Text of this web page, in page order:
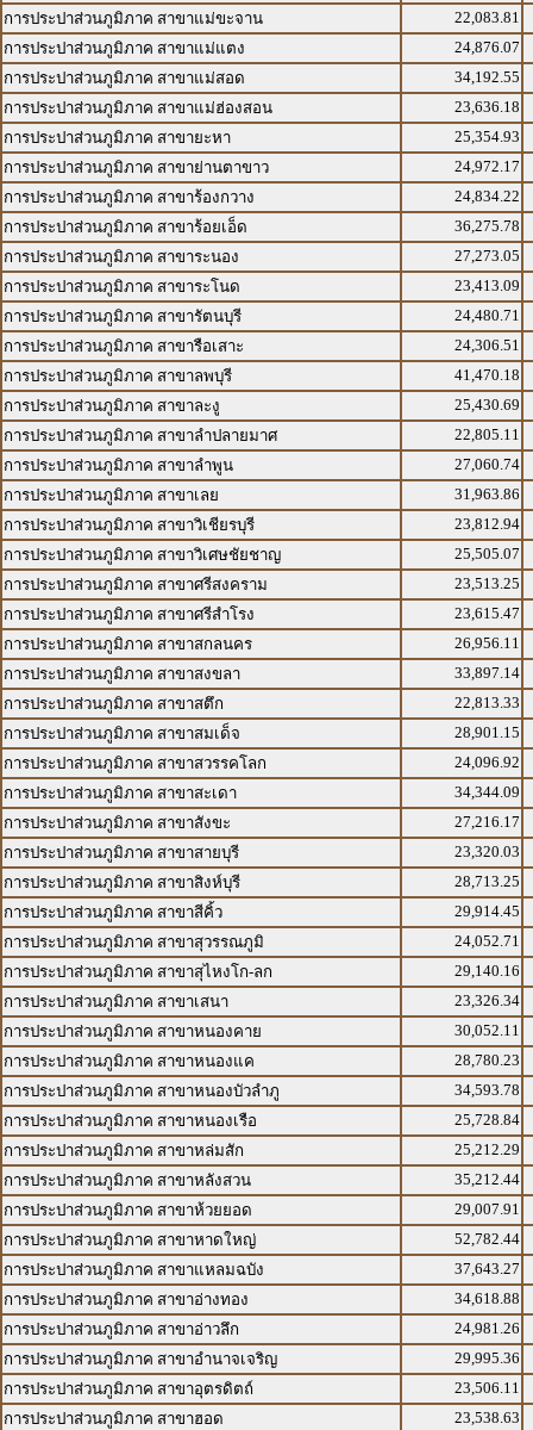
การประปาส่วนภูมิภาค สาขาแม่ขะจาน
22,083.81
การประปาส่วนภูมิภาค สาขาแม่แตง
24,876.07
การประปาส่วนภูมิภาค สาขาแม่สอด
34,192.55
การประปาส่วนภูมิภาค สาขาแม่ฮ่องสอน
23,636.18
การประปาส่วนภูมิภาค สาขายะหา
25,354.93
การประปาส่วนภูมิภาค สาขาย่านตาขาว
24,972.17
การประปาส่วนภูมิภาค สาขาร้องกวาง
24,834.22
การประปาส่วนภูมิภาค สาขาร้อยเอ็ด
36,275.78
การประปาส่วนภูมิภาค สาขาระนอง
27,273.05
การประปาส่วนภูมิภาค สาขาระโนด
23,413.09
การประปาส่วนภูมิภาค สาขารัตนบุรี
24,480.71
การประปาส่วนภูมิภาค สาขารือเสาะ
24,306.51
การประปาส่วนภูมิภาค สาขาลพบุรี
41,470.18
การประปาส่วนภูมิภาค สาขาละงู
25,430.69
การประปาส่วนภูมิภาค สาขาลำปลายมาศ
22,805.11
การประปาส่วนภูมิภาค สาขาลำพูน
27,060.74
การประปาส่วนภูมิภาค สาขาเลย
31,963.86
การประปาส่วนภูมิภาค สาขาวิเชียรบุรี
23,812.94
การประปาส่วนภูมิภาค สาขาวิเศษชัยชาญ
25,505.07
การประปาส่วนภูมิภาค สาขาศรีสงคราม
23,513.25
การประปาส่วนภูมิภาค สาขาศรีสำโรง
23,615.47
การประปาส่วนภูมิภาค สาขาสกลนคร
26,956.11
การประปาส่วนภูมิภาค สาขาสงขลา
33,897.14
การประปาส่วนภูมิภาค สาขาสตึก
22,813.33
การประปาส่วนภูมิภาค สาขาสมเด็จ
28,901.15
การประปาส่วนภูมิภาค สาขาสวรรคโลก
24,096.92
การประปาส่วนภูมิภาค สาขาสะเดา
34,344.09
การประปาส่วนภูมิภาค สาขาสังขะ
27,216.17
การประปาส่วนภูมิภาค สาขาสายบุรี
23,320.03
การประปาส่วนภูมิภาค สาขาสิงห์บุรี
28,713.25
การประปาส่วนภูมิภาค สาขาสีคิ้ว
29,914.45
การประปาส่วนภูมิภาค สาขาสุวรรณภูมิ
24,052.71
การประปาส่วนภูมิภาค สาขาสุไหงโก-ลก
29,140.16
การประปาส่วนภูมิภาค สาขาเสนา
23,326.34
การประปาส่วนภูมิภาค สาขาหนองคาย
30,052.11
การประปาส่วนภูมิภาค สาขาหนองแค
28,780.23
การประปาส่วนภูมิภาค สาขาหนองบัวลำภู
34,593.78
การประปาส่วนภูมิภาค สาขาหนองเรือ
25,728.84
การประปาส่วนภูมิภาค สาขาหล่มสัก
25,212.29
การประปาส่วนภูมิภาค สาขาหลังสวน
35,212.44
การประปาส่วนภูมิภาค สาขาห้วยยอด
29,007.91
การประปาส่วนภูมิภาค สาขาหาดใหญ่
52,782.44
การประปาส่วนภูมิภาค สาขาแหลมฉบัง
37,643.27
การประปาส่วนภูมิภาค สาขาอ่างทอง
34,618.88
การประปาส่วนภูมิภาค สาขาอ่าวลึก
24,981.26
การประปาส่วนภูมิภาค สาขาอำนาจเจริญ
29,995.36
การประปาส่วนภูมิภาค สาขาอุตรดิตถ์
23,506.11
การประปาส่วนภูมิภาค สาขาฮอด
23,538.63